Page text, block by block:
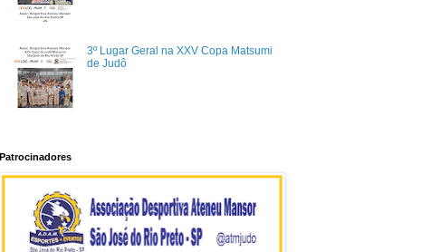
3º Lugar Geral na XXV Copa Matsumi
de Judô
Patrocinadores